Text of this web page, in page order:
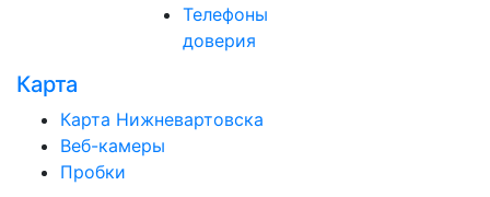
Телефоны
доверия
Карта
Карта Нижневартовска
Веб-камеры
Пробки